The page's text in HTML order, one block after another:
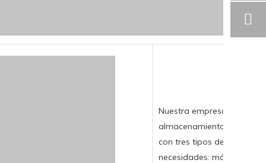
Nuestra empresa se
almacenamiento
con tres tipos de
necesidades: módulos